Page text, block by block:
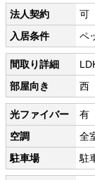
法人契約
可
入居条件
ペ
間取り詳細
部屋向き
西
光ファイバー
有
空調
全
駐車場
駐